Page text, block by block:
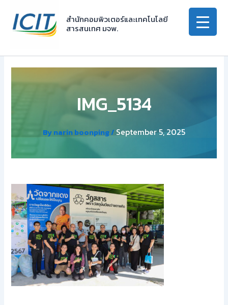
content
สำนักคอมพิวเตอร์และเทคโนโลยี
สารสนเทศ มจพ.
IMG_5134
Bynarin boonping/ September 5, 2025